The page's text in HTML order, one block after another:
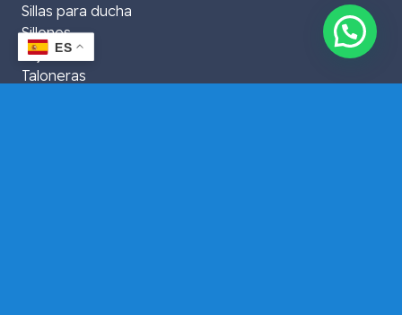
Sillas para ducha
Sillones
Sujeciones
Taloneras
ES